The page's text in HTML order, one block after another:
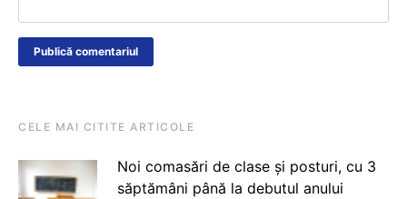
CELE MAI CITITE ARTICOLE
Noi comasări de clase și posturi, cu 3
săptămâni până la debutul anului